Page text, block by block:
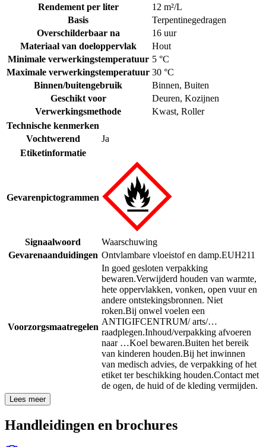
Rendement per liter
12 m²/L
Basis
Terpentinegedragen
Overschilderbaar na
16 uur
Materiaal van doeloppervlak
Hout
Minimale verwerkingstemperatuur 5 °C
Maximale verwerkingstemperatuur 30 °C
Binnen/buitengebruik
Binnen, Buiten
Geschikt voor
Deuren, Kozijnen
Verwerkingsmethode
Kwast, Roller
Technische kenmerken
Vochtwerend
Ja
Etiketinformatie
Gevarenpictogrammen
Signaalwoord
Waarschuwing
Gevarenaanduidingen Ontvlambare vloeistof en damp.EUH211
Voorzorgsmaatregelen
In goed gesloten verpakking
bewaren.Verwijderd houden van warmte,
hete oppervlakken, vonken, open vuur en
andere ontstekingsbronnen. Niet
roken.Bij onwel voelen een
ANTIGIFCENTRUM/ arts/…
raadplegen.Inhoud/verpakking afvoeren
naar …Koel bewaren.Buiten het bereik
van kinderen houden.Bij het inwinnen
van medisch advies, de verpakking of het
etiket ter beschikking houden.Contact met
de ogen, de huid of de kleding vermijden.
Lees meer
Handleidingen en brochures